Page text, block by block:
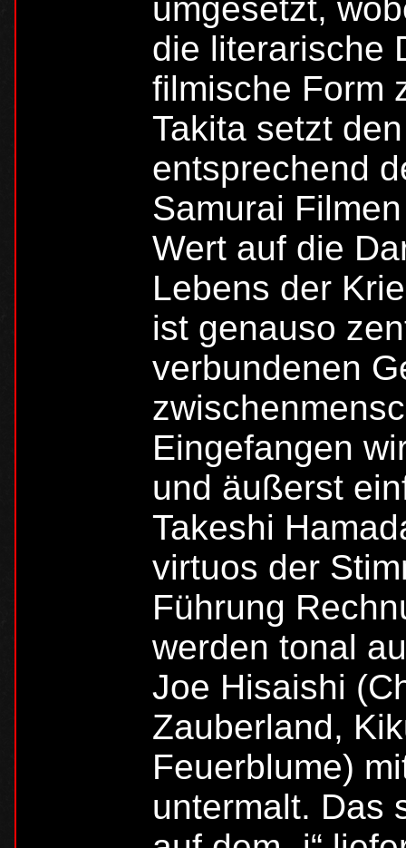
umgesetzt,
die literarische
filmische Form
Takita setzt
entsprechend
Samurai
Wert auf die
Lebens der
ist genauso
verbundenen
Eingefangen
und äußerst
Takeshi
virtuos der
Führung
werden tonal
Joe Hisaishi
Zauberland,
Feuerblume)
untermalt. Das